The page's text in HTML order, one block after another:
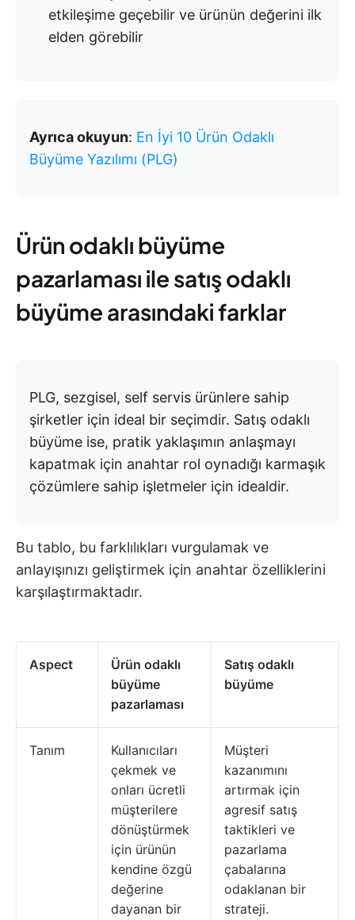
etkileşime geçebilir ve ürünün değerini ilk
elden görebilir
Ayrıca okuyun: En İyi 10 Ürün Odaklı
Büyüme Yazılımı (PLG)
Ürün odaklı büyüme
pazarlaması ile satış odaklı
büyüme arasındaki farklar
PLG, sezgisel, self servis ürünlere sahip
şirketler için ideal bir seçimdir. Satış odaklı
büyüme ise, pratik yaklaşımın anlaşmayı
kapatmak için anahtar rol oynadığı karmaşık
çözümlere sahip işletmeler için idealdir.
Bu tablo, bu farklılıkları vurgulamak ve
anlayışınızı geliştirmek için anahtar özelliklerini
karşılaştırmaktadır.
Aspect
Ürün odaklı
büyüme
pazarlaması
Satış odaklı
büyüme
Tanım
Kullanıcıları
çekmek ve
onları ücretli
müşterilere
dönüştürmek
için ürünün
kendine özgü
değerine
dayanan bir
Müşteri
kazanımını
artırmak için
agresif satış
taktikleri ve
pazarlama
çabalarına
odaklanan bir
strateji.